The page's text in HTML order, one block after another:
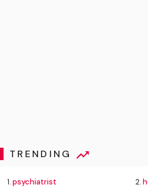
TRENDING
1.psychiatrist 2.